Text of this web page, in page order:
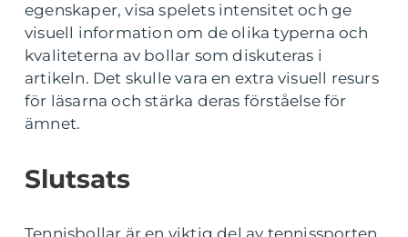
egenskaper, visa spelets intensitet och ge
visuell information om de olika typerna och
kvaliteterna av bollar som diskuteras i
artikeln. Det skulle vara en extra visuell resurs
för läsarna och stärka deras förståelse för
ämnet.
Slutsats